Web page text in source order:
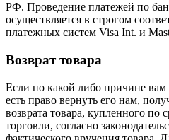
РФ. Проведение платежей по
осуществляется в строгом
платежных систем Visa Int. и
Возврат товара
Если по какой либо причине
есть право вернуть его нам,
возврата товара, купленного по
торговли, согласно